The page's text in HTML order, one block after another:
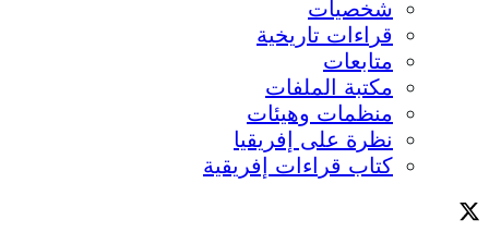
شخصيات
قراءات تاريخية
متابعات
مكتبة الملفات
منظمات وهيئات
نظرة على إفريقيا
كتاب قراءات إفريقية